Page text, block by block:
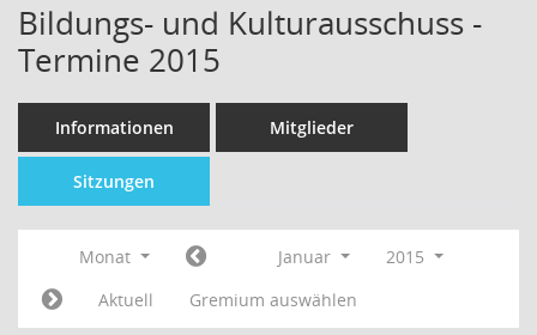
Bildungs- und Kulturausschuss -
Termine 2015
Informationen Mitglieder
Sitzungen
Monat Januar
2015
Aktuell
Gremium auswählen